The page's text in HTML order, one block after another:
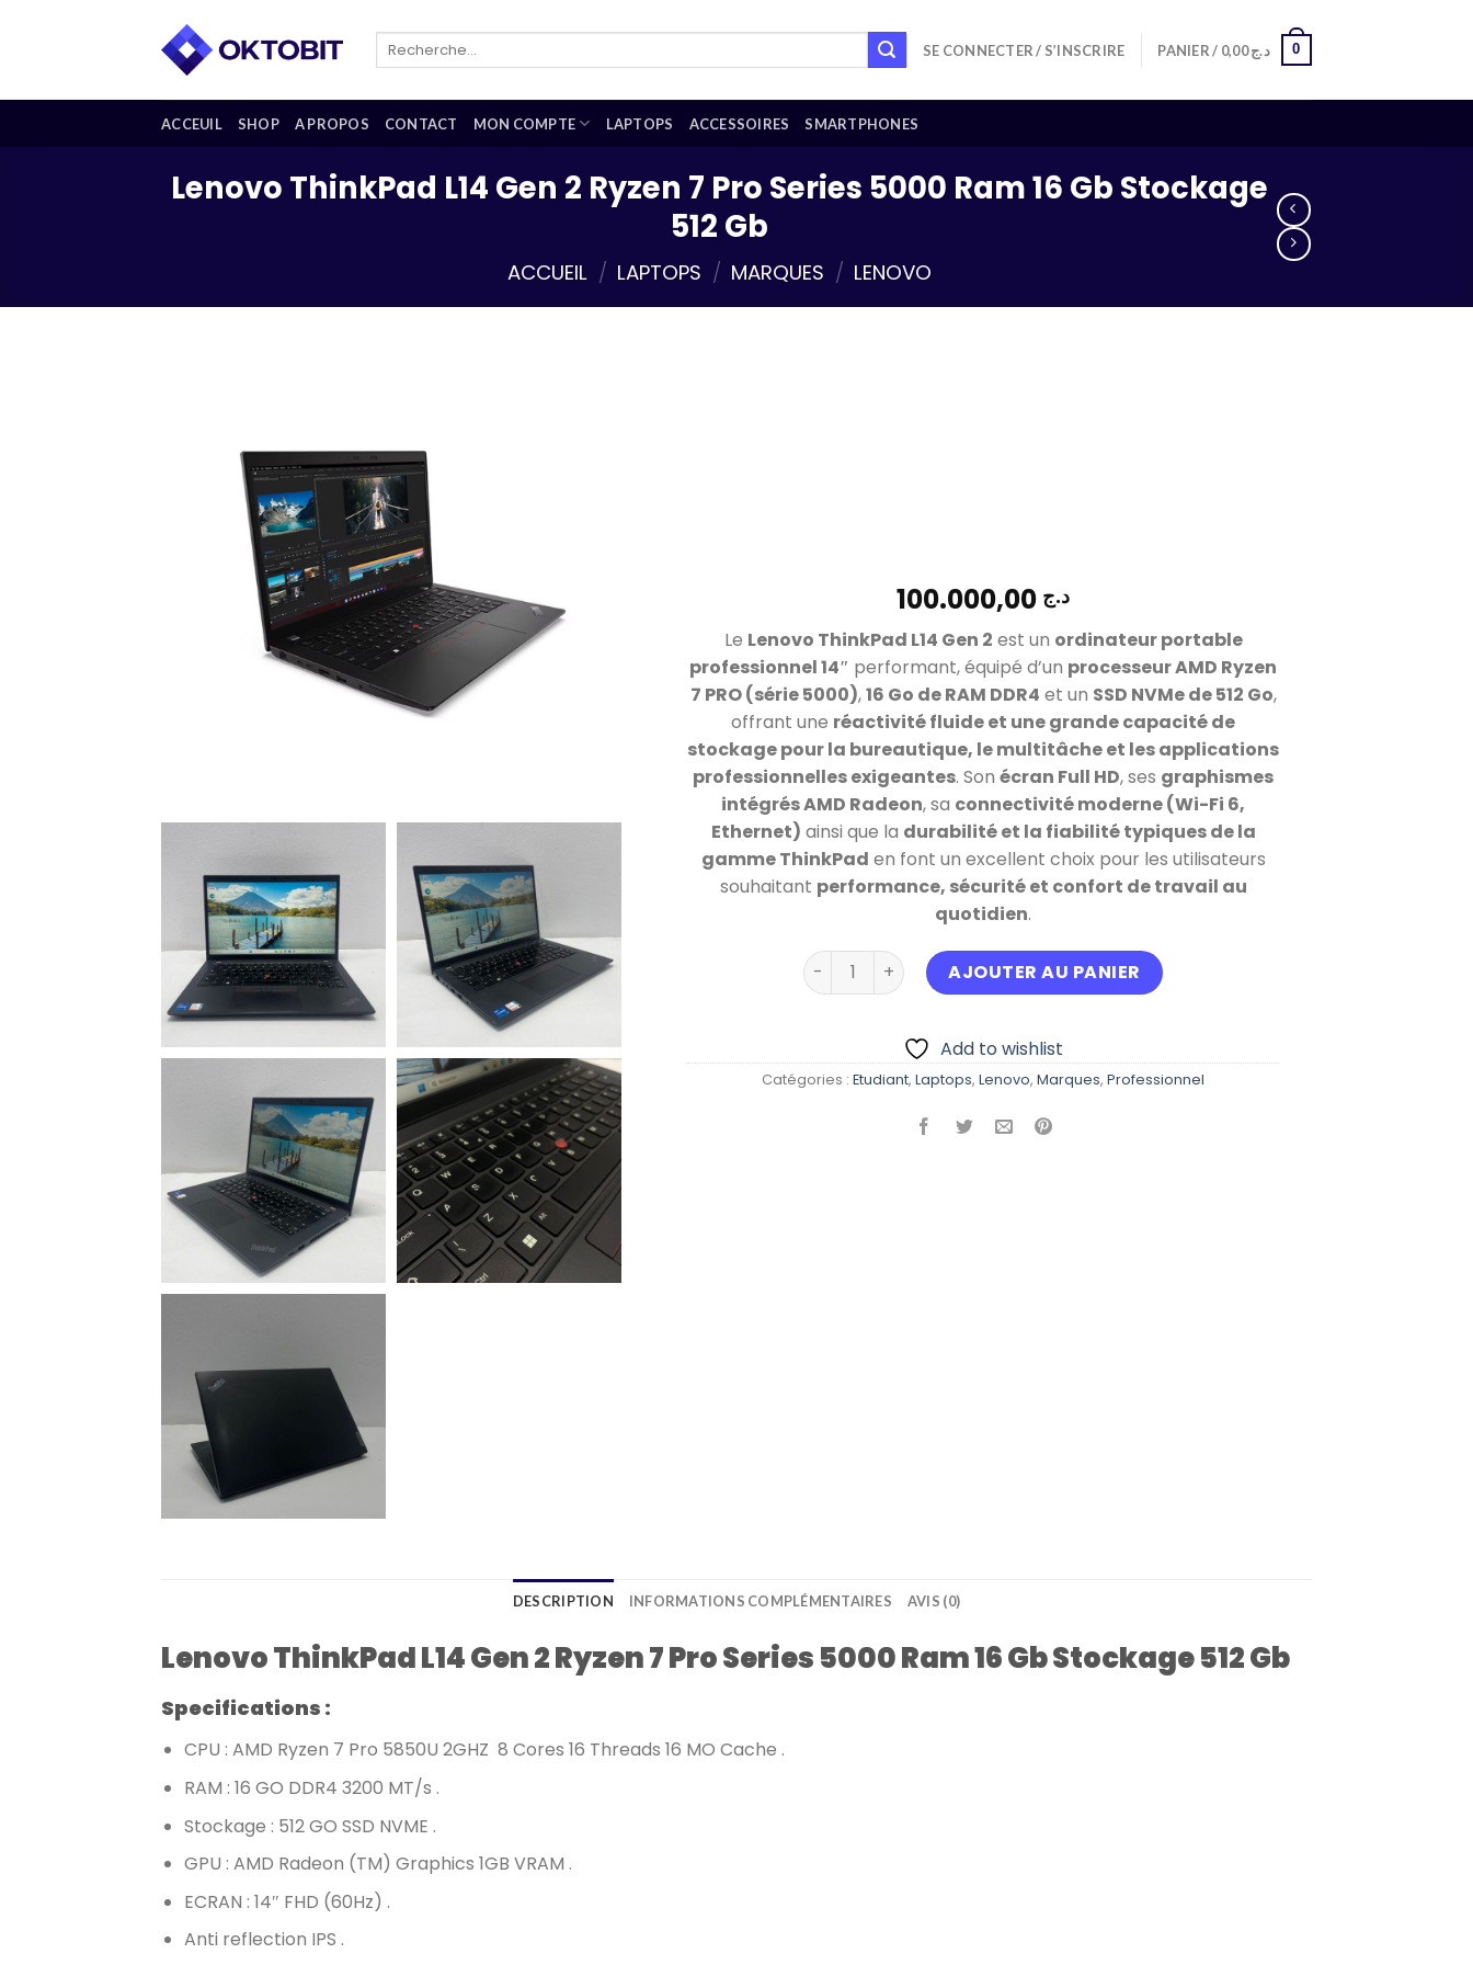
Recherche
SE CONNECTER / S’INSCRIRE PANIER / د.ج0,00 0
ACCEUIL SHOP A PROPOS CONTACT MON COMPTE LAPTOPS ACCESSOIRES SMARTPHONES
Lenovo ThinkPad L14 Gen 2 Ryzen 7 Pro Series 5000 Ram 16 Gb Stockage
512 Gb
ACCUEIL / LAPTOPS / MARQUES / LENOVO
د.ج
Le Lenovo ThinkPad L14 Gen 2 est un ordinateur portable
professionnel 14″ performant, équipé d’un processeur AMD Ryzen
7 PRO (série 5000),16 Go de RAM DDR4 et un SSD NVMe de 512 Go,
offrant une réactivité fluide et une grande capacité de
stockage pour la bureautique, le multitâche et les applications
professionnelles exigeantes. Son écran Full HD, ses graphismes
intégrés AMD Radeon, sa connectivité moderne (Wi-Fi 6,
Ethernet) ainsi que la durabilité et la fiabilité typiques de la
gamme ThinkPad en font un excellent choix pour les utilisateurs
souhaitant performance, sécurité et confort de travail au
quotidien.
quantité de Lenovo ThinkPad L14 Gen 2 Ryzen 7 Pro Series 5000 Ram 16 Gb
AJOUTER AU PANIER
Add to wishlist
Catégories : Etudiant, Laptops, Lenovo, Marques, Professionnel
DESCRIPTION INFORMATIONS COMPLÉMENTAIRES AVIS (0)
Lenovo ThinkPad L14 Gen 2 Ryzen 7 Pro Series 5000 Ram 16 Gb Stockage 512 Gb
Specifications :
CPU : AMD Ryzen 7 Pro 5850U 2GHZ 8 Cores 16 Threads 16 MO Cache .
RAM : 16 GO DDR4 3200 MT/s .
Stockage : 512 GO SSD NVME .
GPU : AMD Radeon (TM) Graphics 1GB VRAM .
ECRAN : 14″ FHD (60Hz) .
Anti reflection IPS .